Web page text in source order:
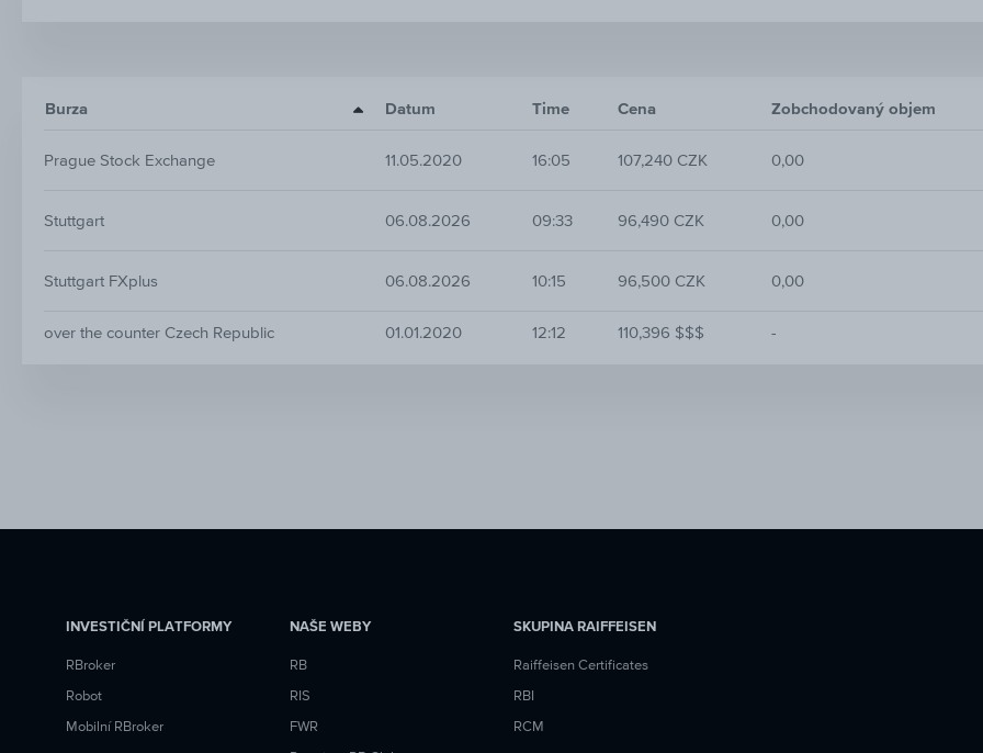
Burza Datum Time Cena Zobchodovaný objem
Prague Stock Exchange 11.05.2020 16:05 107,240 CZK 0,00
Stuttgart 06.08.2026 09:33 96,490 CZK 0,00
Stuttgart FXplus 06.08.2026 10:15 96,500 CZK 0,00
over the counter Czech Republic 01.01.2020 12:12 110,396 $$$ -
INVESTIČNÍ PLATFORMY
RBroker
Robot
Mobilní RBroker
NAŠE WEBY
RB
RIS
FWR
SKUPINA RAIFFEISEN
Raiffeisen Certificates
RBI
RCM